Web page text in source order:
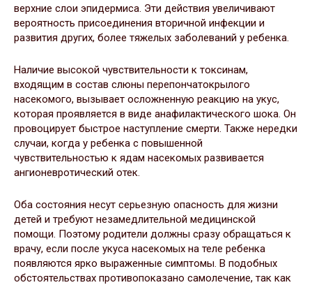
верхние слои эпидермиса. Эти действия увеличивают
вероятность присоединения вторичной инфекции и
развития других, более тяжелых заболеваний у ребенка.
Наличие высокой чувствительности к токсинам,
входящим в состав слюны перепончатокрылого
насекомого, вызывает осложненную реакцию на укус,
которая проявляется в виде анафилактического шока. Он
провоцирует быстрое наступление смерти. Также нередки
случаи, когда у ребенка с повышенной
чувствительностью к ядам насекомых развивается
ангионевротический отек.
Оба состояния несут серьезную опасность для жизни
детей и требуют незамедлительной медицинской
помощи. Поэтому родители должны сразу обращаться к
врачу, если после укуса насекомых на теле ребенка
появляются ярко выраженные симптомы. В подобных
обстоятельствах противопоказано самолечение, так как